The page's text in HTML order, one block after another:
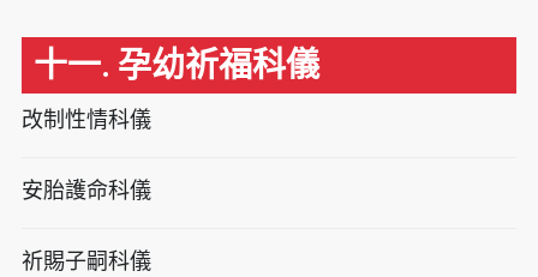
十一. 孕幼祈福科儀
改制性情科儀
安胎護命科儀
祈賜子嗣科儀